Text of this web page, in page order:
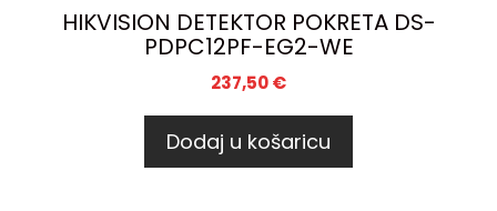
HIKVISION DETEKTOR POKRETA DS-
PDPC12PF-EG2-WE
237,50€
Dodaj u košaricu